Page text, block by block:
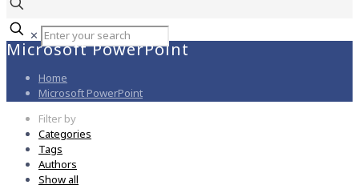
✕
Microsoft PowerPoint
Home
Microsoft PowerPoint
Filter by
Categories
Tags
Authors
Show all